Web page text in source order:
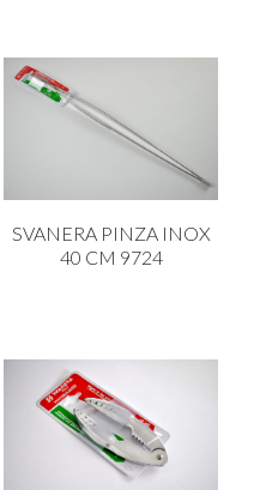
SVANERA PINZA INOX
40 CM 9724